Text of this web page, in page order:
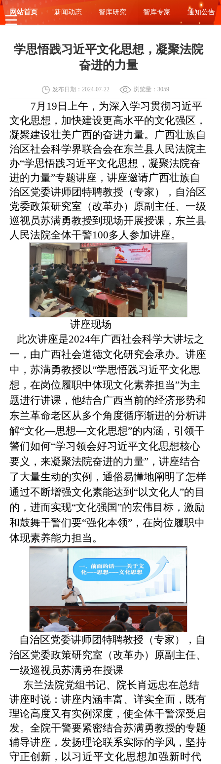
网站首页 新闻动态 智库研究 智库专家 通知公告
学思悟践习近平文化思想，凝聚法院
奋进的力量
发布日期：2024-07-22 浏览量：3059
7月19日上午 ， 为深入学习贯彻习近平
文化思想，加快建设更高水平的文化强区，
凝聚建设壮美广西的奋进力量。广西壮族自
治区社会科学界联合会在东兰县人民法院主
办“学思悟践习近平文化思想 ，凝聚法院奋
进的力量”专题讲座，讲座邀请广西壮族自
治区党委讲师团特聘教授（专家）
， 自治区
党委政策研究室（改革办）原副主任、一级
巡视员苏满勇教授到现场开展授课， 东兰县
人民法院全体干警100多人参加讲座。
讲座现场
此次讲座是2024年广西社会科学大讲坛之
一，由广西社会道德文化研究会承办。讲座
中，苏满勇教授以“学思悟践习近平文化思
想 ，在岗位履职中体现文化素养担当”为主
题进行讲课，他结合广西当前的经济形势和
东兰革命老区从多个角度循序渐进的分析讲
解“文化—思想—文化思想”的内涵，引领干
警们如何“学习领会好习近平文化思想核心
要义 ，来凝聚法院奋进的力量”，讲座结合
了大量生动的实例，通俗易懂地阐明了怎样
通过不断增强文化素能达到 “以文化人”的目
的，进而实现“文化强国”的宏伟目标，激励
和鼓舞干警们要“强化本领”，在岗位履职中
体现素养能力担当。
自治区党委讲师团特聘教授（专家） ， 自
治区党委政策研究室（改革办）原副主任、
一级巡视员苏满勇在授课
东兰法院党组书记、院长肖远忠在总结
讲座时说：讲座内涵丰富、详实全面，既有
理论高度又有实例深度，使全体干警深受启
发。全院干警要紧密结合苏满勇教授的专题
辅导讲座，发扬理论联系实际的学风，坚持
守正创新，以习近平文化思想加强新时代